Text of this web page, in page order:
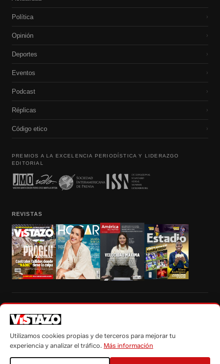
Política ›
Opinión ›
Deportes ›
Eventos ›
Podcast ›
Réplicas ›
Código etico ›
PREMIOS A LA EXCELENCIA PERIODÍSTICA Y LIDERAZGO
EDITORIAL
REVISTAS
autorización escrita de su titular, de todos los contenidos de Vistazo.com.
Utilizamos cookies propias y de terceros para mejorar tu
experiencia y analizar el tráfico. Más información